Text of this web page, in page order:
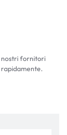
nostri fornitori